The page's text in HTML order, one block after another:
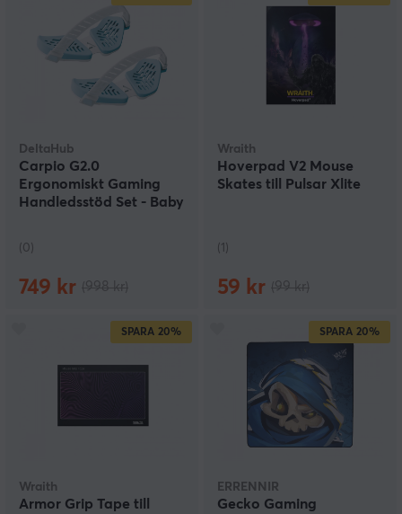
DeltaHub
Carpio G2.0
Ergonomiskt Gaming
Handledsstöd Set - Baby
(0)
749 kr
Wraith
Hoverpad V2 Mouse
Skates till Pulsar Xlite
(1)
59 kr
SPARA 20%
Wraith
Armor Grip Tape till
SPARA 20%
ERRENNIR
Gecko Gaming